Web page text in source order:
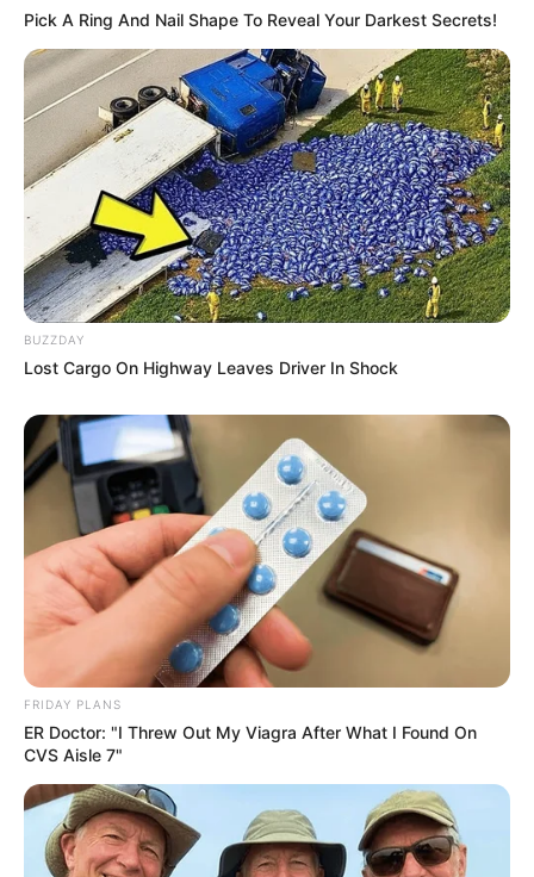
Walgreens Nightmare Comes True: Men Ditching
Viagra For This 87¢ Generic Aisle 7 Hack
FRIDAY PLANS
Men Over 40 Are Instantly Ditching Prescription Pills
For These 4x Stronger Pills
MEDVI
Young Woman Signals On Plane – Watch Flight
Attendant's Reaction
BUZZDAY
Pick A Ring And Nail Shape To Reveal Your Darkest Secrets!
BUZZDAY
Lost Cargo On Highway Leaves Driver In Shock
FRIDAY PLANS
ER Doctor: "I Threw Out My Viagra After What I Found On
CVS Aisle 7"